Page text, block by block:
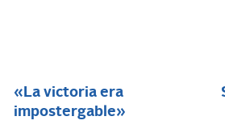
«La victoria era
impostergable»